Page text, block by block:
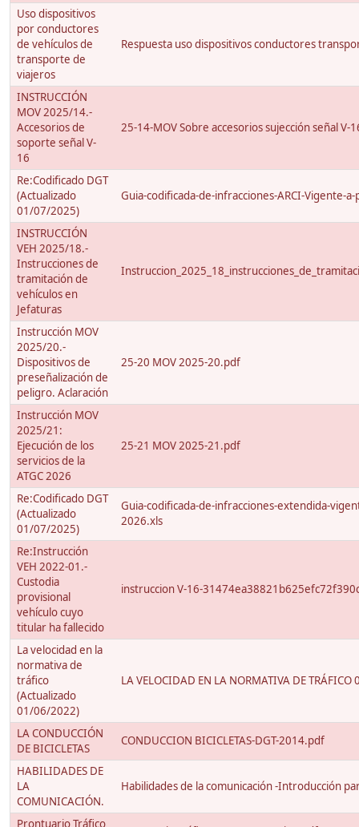
Uso dispositivos
por conductores
de vehículos de
transporte de
viajeros
Respuesta uso dispositivos conductores
INSTRUCCIÓN
MOV 2025/14.-
Accesorios de
soporte señal V-
16
25-14-MOV Sobre accesorios sujección señal V-
Re:Codificado DGT
(Actualizado
01/07/2025)
Guia-codificada-de-infracciones-ARCI-Vigente-
INSTRUCCIÓN
VEH 2025/18.-
Instrucciones de
tramitación de
vehículos en
Jefaturas
Instrucción MOV
2025/20.-
Dispositivos de
preseñalización de
peligro. Aclaración
25-20 MOV 2025-20.pdf
Instrucción MOV
2025/21:
Ejecución de los
servicios de la
ATGC 2026
25-21 MOV 2025-21.pdf
Re:Codificado DGT
(Actualizado
01/07/2025)
Guia-codificada-de-infracciones-extendida-
2026.xls
Re:Instrucción
VEH 2022-01.-
Custodia
provisional
vehículo cuyo
titular ha fallecido
instruccion V-16-
La velocidad en la
normativa de
tráfico
(Actualizado
01/06/2022)
LA VELOCIDAD EN LA NORMATIVA DE
LA CONDUCCIÓN
DE BICICLETAS
CONDUCCION BICICLETAS-DGT-2014.pdf
HABILIDADES DE
LA
COMUNICACIÓN.
Habilidades de la comunicación -Introducción
Prontuario Tráfico